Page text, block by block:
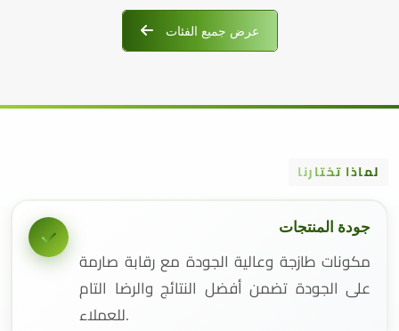
عرض جميع الفئات
لماذا تختارنا
جودة المنتجات
مكونات طازجة وعالية الجودة مع رقابة صارمة
على الجودة تضمن أفضل النتائج والرضا التام
للعملاء.